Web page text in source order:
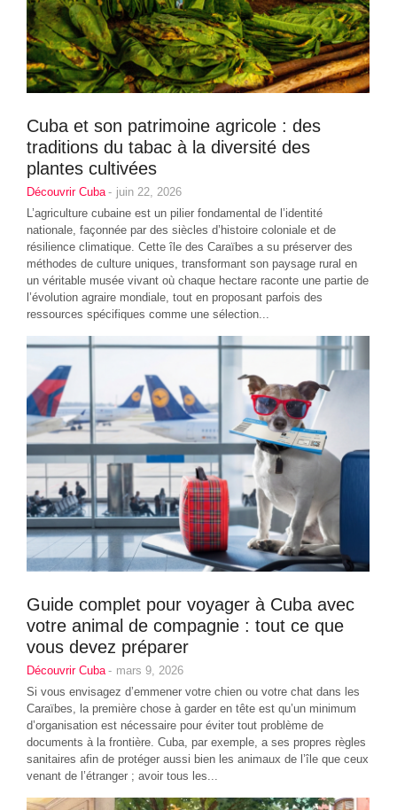
Cuba et son patrimoine agricole : des
traditions du tabac à la diversité des
plantes cultivées
Découvrir Cuba - juin 22, 2026
L’agriculture cubaine est un pilier fondamental de l’identité
nationale, façonnée par des siècles d’histoire coloniale et de
résilience climatique. Cette île des Caraïbes a su préserver des
méthodes de culture uniques, transformant son paysage rural en
un véritable musée vivant où chaque hectare raconte une partie de
l’évolution agraire mondiale, tout en proposant parfois des
ressources spécifiques comme une sélection...
Guide complet pour voyager à Cuba avec
votre animal de compagnie : tout ce que
vous devez préparer
Découvrir Cuba - mars 9, 2026
Si vous envisagez d’emmener votre chien ou votre chat dans les
Caraïbes, la première chose à garder en tête est qu’un minimum
d’organisation est nécessaire pour éviter tout problème de
documents à la frontière. Cuba, par exemple, a ses propres règles
sanitaires afin de protéger aussi bien les animaux de l’île que ceux
venant de l’étranger ; avoir tous les...